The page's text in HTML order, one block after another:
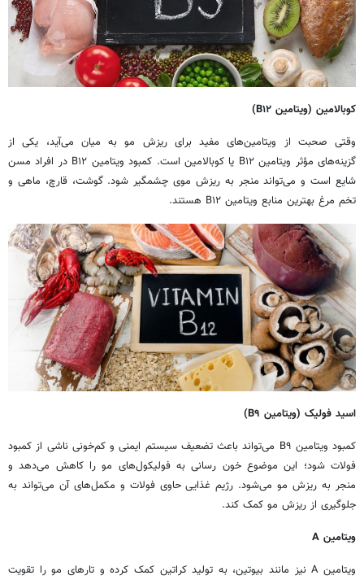
کوبالامین (ویتامین B۱۲)
وقتی صحبت از ویتامین‌های مفید برای ریزش مو به میان می‌آید، یکی از
گزینه‌های مؤثر ویتامین B۱۲ یا کوبالامین است. کمبود ویتامین B۱۲ در افراد مسن
شایع است و می‌تواند منجر به ریزش موی چشمگیر شود. گوشت، قارچ، ماهی و
تخم مرغ بهترین منابع ویتامین B۱۲ هستند.
اسید فولیک (ویتامین B۹)
کمبود ویتامین B۹ می‌تواند باعث تضعیف سیستم ایمنی و کم‌خونی ناشی از کمبود
فولات شود؛ این موضوع خون رسانی به فولیکول‌های مو را کاهش می‌دهد و
منجر به ریزش مو می‌شود. رژیم غذایی حاوی فولات و مکمل‌های آن می‌تواند به
جلوگیری از ریزش مو کمک کند.
ویتامین A
ویتامین A نیز مانند بیوتین، به تولید کراتین کمک کرده و تارهای مو را تقویت